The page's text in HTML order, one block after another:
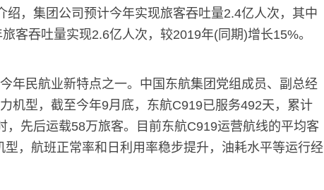
，集团公司预计今年实现旅客吞吐量2.4亿人次，其中
客吞吐量实现2.6亿人次，较2019年(同期)增长15%。
民航业新特点之一。中国东航集团党组成员、副总经
机型，截至今年9月底，东航C919已服务492天，累计
，先后运载58万旅客。目前东航C919运营航线的平均客
，航班正常率和日利用率稳步提升，油耗水平等运行经